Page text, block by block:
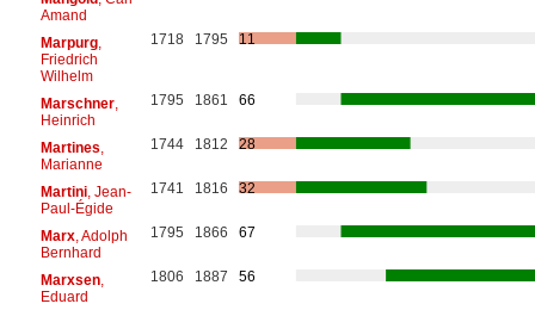
Amand
Marpurg,
Friedrich
Wilhelm
1718 1795 11
Marschner,
Heinrich
1795 1861 66
Martines
Marianne
1744 1812 28
Martini, Jean-
Paul-Égide
1741 1816 32
Marx, Adolph
Bernhard
1795 1866 67
Marxsen,
Eduard
1806 1887 56